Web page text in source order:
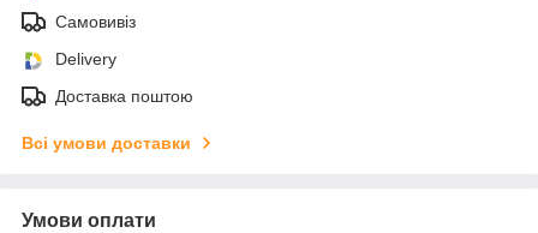
Самовивіз
Delivery
Доставка поштою
Всі умови доставки
Умови оплати